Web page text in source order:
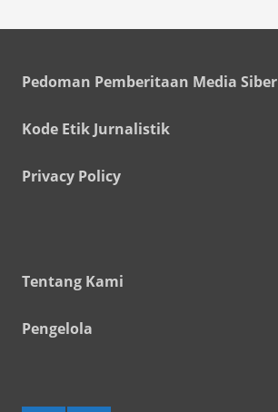
Pedoman Pemberitaan Media Siber
Kode Etik Jurnalistik
Privacy Policy
Tentang Kami
Pengelola